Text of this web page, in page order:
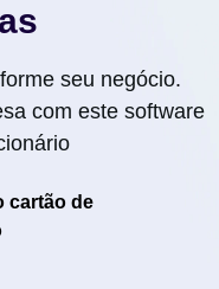
seu negócio.
com este software
cartão de